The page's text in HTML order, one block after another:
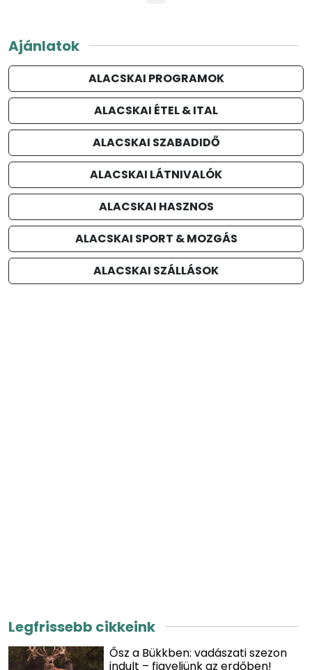
Ajánlatok
ALACSKAI PROGRAMOK
ALACSKAI ÉTEL & ITAL
ALACSKAI SZABADIDŐ
ALACSKAI LÁTNIVALÓK
ALACSKAI HASZNOS
ALACSKAI SPORT & MOZGÁS
ALACSKAI SZÁLLÁSOK
Legfrissebb cikkeink
Ősz a Bükkben: vadászati szezon
indult – figyeljünk az erdőben!